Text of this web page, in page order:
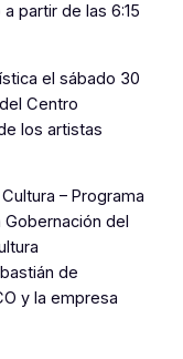
partir de las 6:15
el sábado 30
Centro
los artistas
– Programa
Gobernación del
de
y la empresa